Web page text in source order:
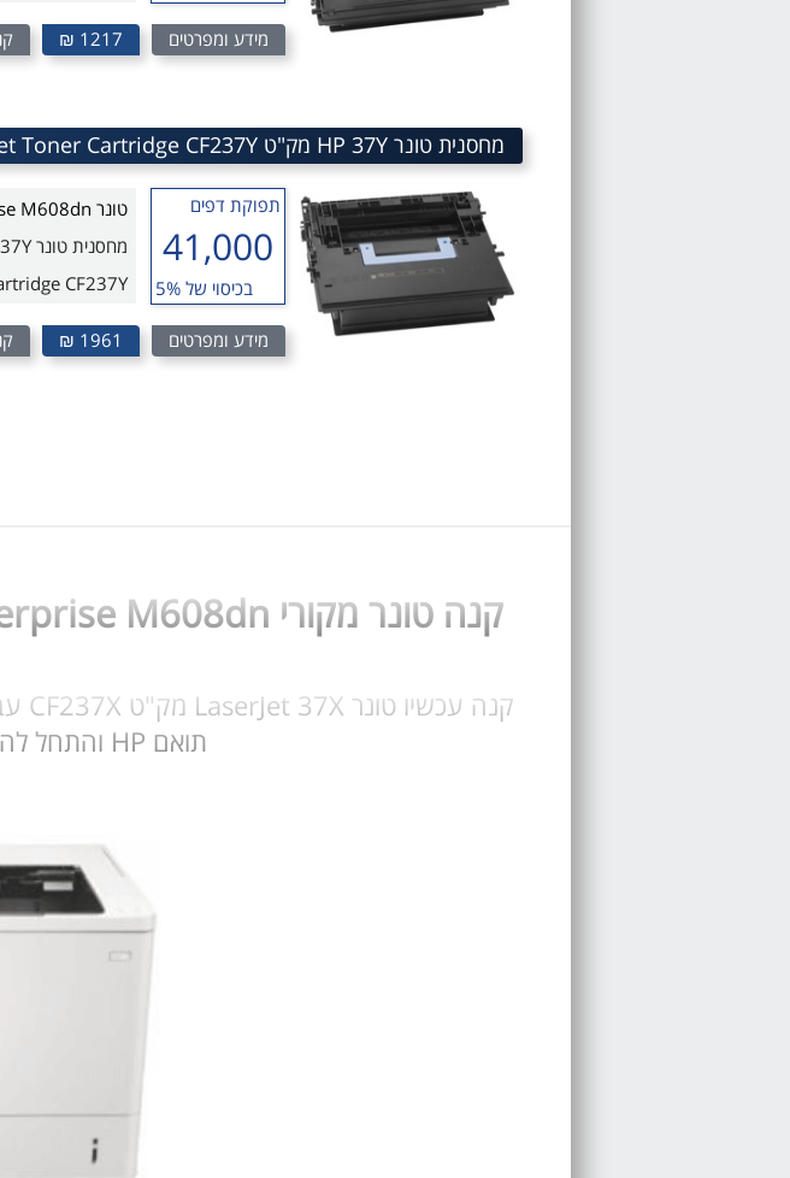
מידע ומפרטים 1217 ₪
מחסנית טונר HP 37Y מק"ט 37Y LaserJet Toner Cartridge CF237Y
תפוקת דפים
41,000
בכיסוי של 5%
טונר HP LaserJet Enterprise M608dn
מחסנית טונר HP 37Y
CF237Y
מידע ומפרטים 1961 ₪
קנה טונר מקורי laserJet enterprise M608dn או תואם HP M608dn
תואם HP והתחל להדפיס עם HP M608dn